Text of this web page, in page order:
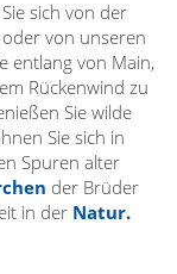
sich von der
von unseren
entlang von Main,
Rückenwind zu
Sie wilde
Sie sich in
Spuren alter
der Brüder
in der Natur.